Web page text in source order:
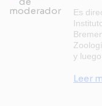
Es
y
Leer